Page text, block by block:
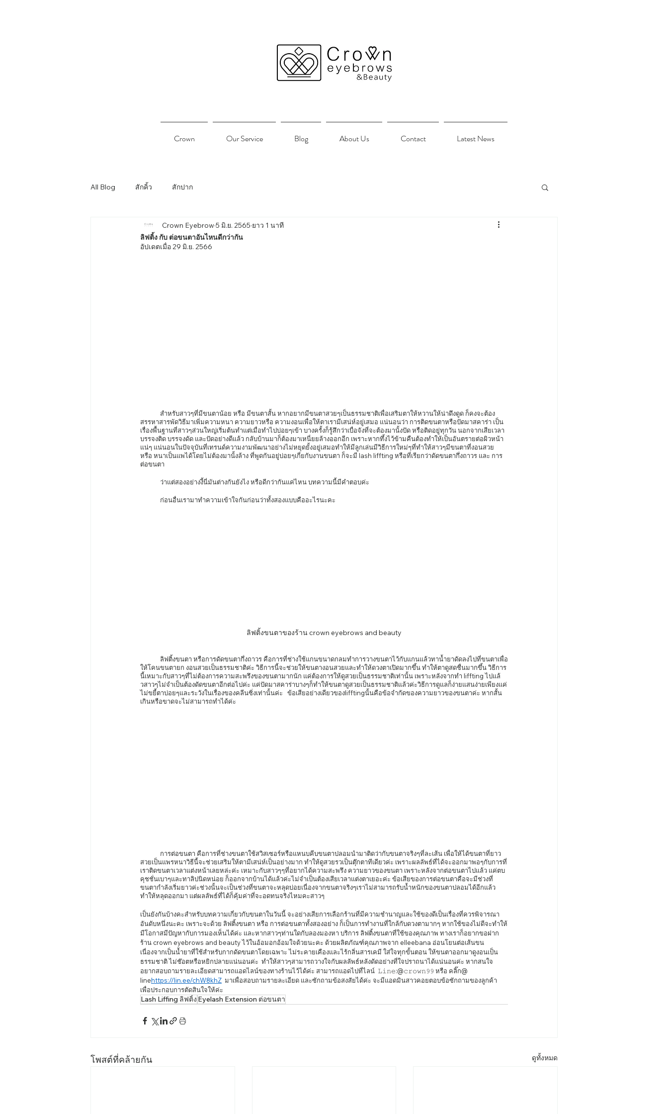
Crown Our Service Blog About Us Contact Latest News
All Blog สักคิ้ว สักปาก
ลิฟติ้ง กับ ต่อขนตาอันไหนดีกว่ากัน
Crown Eyebrow 5 มิ.ย. 2565 ยาว 1 นาที
อัปเดตเมื่อ29 มิ.ย. 2566
สรรหาสารพัดวิธีมาเพิ่มความหนา ความยาวหรือ ความงอนเพื่อให้ตาเรามีเสน่ห์อยู่เสมอ แน่นอนว่า การติดขนตาหรือปัดมาสคาร่า เป็น
เรื่องพื้นฐานที่สาวๆส่วนใหญ่เริ่มต้นทำแต่เมื่อทำไปบ่อยๆเข้า บางครั้งก็รู้สึกว่าเบื่อจังที่จะต้องมานั้งปัด หรือติดอยู่ทุกวัน นอกจากเสียเวลา
บรรจงติด บรรจงดัด และปัดอย่างดีแล้ว กลับบ้านมาก็ต้องมาเหนี่ยยล้างออกอีก เพราะหากทึ้งไว้ข้ามคืนต้องทำให้เป็นอันตรายต่อผิวหน้า
แน่ๆ แน่นอนในปัจจุบันที่เทรนด์ความงามพัฒนาอย่างไม่หยุดยั้งอยู่เสมอทำให้มีลูกเล่นมีวิธีการใหม่ๆที่ทำให้สาวๆมีขนตาที่งอนสวย
หรือ หนาเป็นแพได้โดยไม่ต้องมานั้งล้าง ที่พูดกันอยู่บ่อยๆเกี่ยกับงานขนตา ก็จะมี lash liffting หรือที่เรียกว่าดัดขนตากึ่งถาวร และ การ
ต่อขนตา
	ว่าแต่สองอย่างงี้นี่มันต่างกันยังไง หรือดีกว่ากันแค่ไหน บทความนี้มีคำตอบค่ะ
	ก่อนอื่นเรามาทำความเข้าใจกันก่อนว่าทั้งสองแบบคืออะไรนะคะ
ลิฟติ้งขนตาของร้าน crown eyebrows and beauty
ให้โคนขนตายก งอนสวยเป็นธรรมชาติค่ะ วิธีการนี้จะช่วยให้ขนตางอนสวยและทำให้ดวงตาเปิดมากขึ้น ทำให้ตาดูสดชื่นมากขึ้น วิธีการ
นี้เหมาะกับสาวๆที่ไม่ต้องการความสะพรึงของขนตามากนัก แค่ต้องการให้ดูสวยเป็นธรรมชาติเท่านั้น เพราะหลังจากทำ liffting ไปแล้
วสาวๆไม่จำเป็นต้องดัดขนตาอีกต่อไปค่ะ แค่ปัดมาสคาร่าบางๆก็ทำให้ขนตาดูสวยเป็นธรรมชาติแล้วค่ะวิธีการดูแลก็ง่ายแสนง่ายเพียงแค่
ไม่ขยี้ตาบ่อยๆและระวังในเรื่องของคลีนซิ่งเท่านั้นค่ะ   ข้อเสียอย่างเดียวของlifftingนั้นคือข้อจำกัดของความยาวของขนตาค่ะ หากสั้น
เกินหรือขาดจะไม่สามารถทำได้ค่ะ
สวยเป็นแพรหนาวิธีนี้จะช่วยเสริมให้ตามีเสน่ห์เป็นอย่างมาก ทำให้ดูสวยรวเป็นตุ๊กตาทีเดียวค่ะ เพราะผลลัพธ์ที่ได้จะออกมาพอๆกับการที่
เราติดขนตาเวลาแต่งหน้าเลยหล่ะค่ะ เหมาะกับสาวๆๆที่อยากได้ความสะพรึง ความยาวของขนตา เพราะหลังจากต่อขนตาไปแล้ว แค่ตบ
คุชชั่นเบาๆและทาลิปนิดหน่อย ก็ออกจากบ้านได้แล้วค่ะไม่จำเป็นต้องเสียเวลาแต่งตาเยอะค่ะ ข้อเสียของการต่อขนตาคือจะมีช่วงที่
ขนตากำลังเริ่มยาวค่ะช่วงนั้นจะเป็นช่วงที่ขนตาจะหลุดบ่อยเนื่องจากขนตาจริงๆเราไม่สามารถรับน้ำหนักของขนตาปลอมได้อีกแล้ว
ทำให้หลุดออกมา แต่ผลลัพธ์ที่ได้ก็คุ้มค่าที่จะอดทนจริงไหมคะสาวๆ
เป็นยังกันบ้างคะสำหรับบทความเกี่ยวกับขนตาในวันนี้ จะอย่างเสียการเลือกร้านที่มีความชำนาญและใช้ของดีเป็นเรื่องที่ควรพิจารณา
อันดับหนึ่งนะคะ เพราะจะด้วย ลิฟติ้งขนตา หรือ การต่อขนตาทั้งสองอย่าง ก็เป็นการทำงานที่ใกล้กับดวงตามากๆ หากใช้ของไม่ดีจะทำให้
มีโอกาสมีปัญหากับการมองเห็นได้ค่ะ และหากสาวๆท่านใดกับลองมองหา บริการ ลิฟติ้งขนตาที่ใช้ของคุณภาพ ทางเราก็อยากขอฝาก
ร้าน crown eyebrows and beauty ไว้ในอ้อมอกอ้อมใจด้วยนะคะ ด้วยผลิตภัณฑ์คุณภาพจาก elleebana อ่อนโยนต่อเส้นขน
เนื่องจากเป็นน้ำยาที่ใช้สำหรับกากดัดขนตาโดยเฉพาะ ไม่ระคายเคืองและไร้กลิ่นสารเคมี ใส่ใจทุกขั้นตอน ให้ขนตาออกมาดูงอนเป็น
ธรรมชาติ ไม่ช๊อตหรือหยิกปลายแน่นอนค่ะ  ทำให้สาวๆสามารถวางใจกับผลลัพธ์หลังดัดอย่างที่ใจปราถนาได้แน่นอนค่ะ หากสนใจ
อยากสอบถามรายละเอียดสามารถแอดไลน์ของทางร้านไว้ได้ค่ะ สามารถแอดไปที่ไลน์  𝙻𝚒𝚗𝚎:@𝚌𝚛𝚘𝚠𝚗𝟿𝟿 หรือ คลิ๊ก@
linehttps://lin.ee/chW8khZ
  มาเพื่อสอบถามรายละเอียด และซักถามข้อสงสัยได้ค่ะ จะมีแอดมินสาวคอยตอบข้อซักถามของลูกค้า
เพื่อประกอบการตัดสินใจให้ค่ะ
Lash Liffing ลิฟติ้ง Eyelash Extension ต่อขนตา
โพสต์ที่คล้ายกัน ดูทั้งหมด